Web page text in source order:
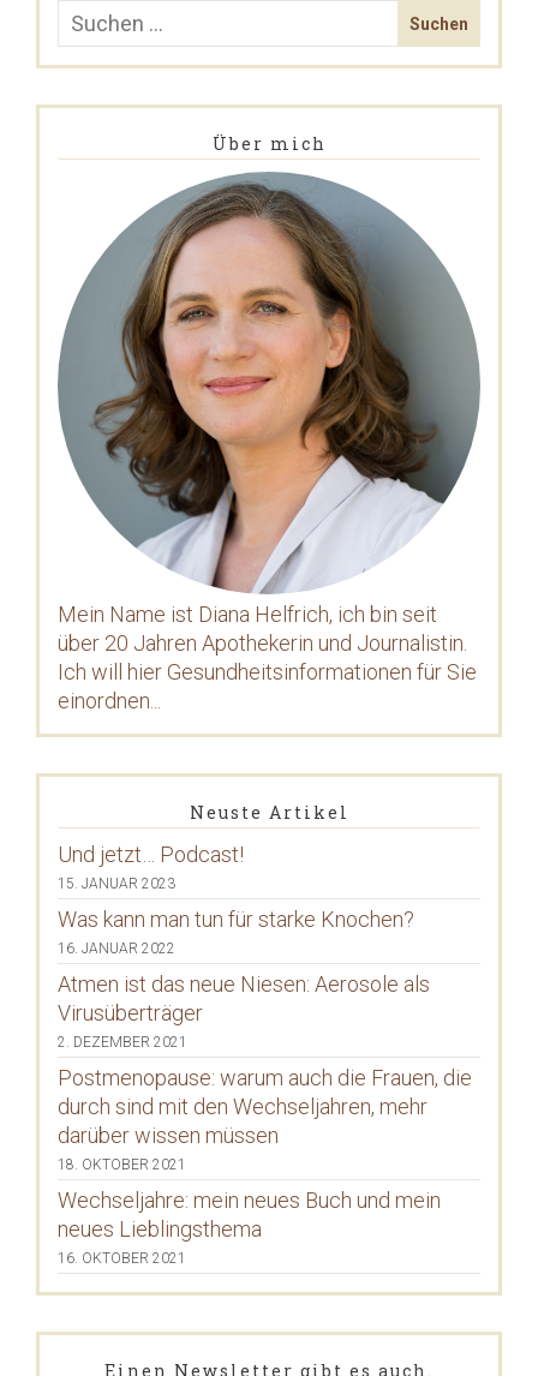
Über mich
Mein Name ist Diana Helfrich, ich bin seit
über 20 Jahren Apothekerin und Journalistin.
Ich will hier Gesundheitsinformationen für Sie
einordnen...
Neuste Artikel
Und jetzt… Podcast!
15. JANUAR 2023
Was kann man tun für starke Knochen?
16. JANUAR 2022
Atmen ist das neue Niesen: Aerosole als
Virusüberträger
2. DEZEMBER 2021
Postmenopause: warum auch die Frauen, die
durch sind mit den Wechseljahren, mehr
darüber wissen müssen
18. OKTOBER 2021
Wechseljahre: mein neues Buch und mein
neues Lieblingsthema
16. OKTOBER 2021
Einen Newsletter gibt es auch.